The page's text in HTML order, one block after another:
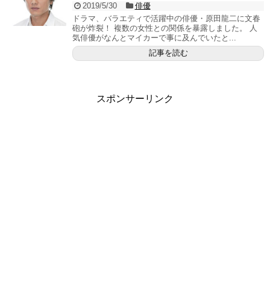
2019/5/30
俳優
ドラマ、バラエティで活躍中の俳優・原田龍二に文春
砲が炸裂！ 複数の女性との関係を暴露しました。 人
気俳優がなんとマイカーで事に及んでいたと...
記事を読む
スポンサーリンク